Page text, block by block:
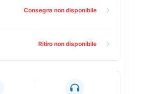
Consegna non disponibile
Ritiro non disponibile